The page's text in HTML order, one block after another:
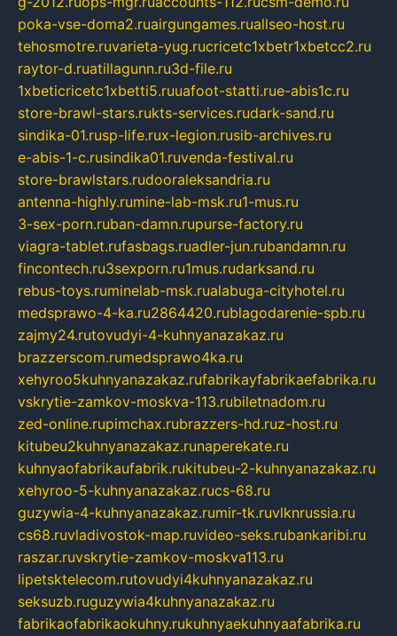
poka-vse-doma2.ruairgungames.ruallseo-host.ru
tehosmotre.ruvarieta-yug.rucricetc1xbetr1xbetcc2.ru
raytor-d.ruatillagunn.ru3d-file.ru
1xbeticricetc1xbetti5.ruuafoot-statti.rue-abis1c.ru
store-brawl-stars.rukts-services.rudark-sand.ru
sindika-01.rusp-life.rux-legion.rusib-archives.ru
e-abis-1-c.rusindika01.ruvenda-festival.ru
store-brawlstars.rudooraleksandria.ru
antenna-highly.rumine-lab-msk.ru1-mus.ru
3-sex-porn.ruban-damn.rupurse-factory.ru
viagra-tablet.rufasbags.ruadler-jun.rubandamn.ru
fincontech.ru3sexporn.ru1mus.rudarksand.ru
rebus-toys.ruminelab-msk.rualabuga-cityhotel.ru
medsprawo-4-ka.ru2864420.rublagodarenie-spb.ru
zajmy24.rutovudyi-4-kuhnyanazakaz.ru
brazzerscom.rumedsprawo4ka.ru
xehyroo5kuhnyanazakaz.rufabrikayfabrikaefabrika.ru
vskrytie-zamkov-moskva-113.rubiletnadom.ru
zed-online.rupimchax.rubrazzers-hd.ruz-host.ru
kitubeu2kuhnyanazakaz.runaperekate.ru
kuhnyaofabrikaufabrik.rukitubeu-2-kuhnyanazakaz.ru
xehyroo-5-kuhnyanazakaz.rucs-68.ru
guzywia-4-kuhnyanazakaz.rumir-tk.ruvlknrussia.ru
cs68.ruvladivostok-map.ruvideo-seks.rubankaribi.ru
raszar.ruvskrytie-zamkov-moskva113.ru
lipetsktelecom.rutovudyi4kuhnyanazakaz.ru
seksuzb.ruguzywia4kuhnyanazakaz.ru
fabrikaofabrikaokuhny.rukuhnyaekuhnyaafabrika.ru